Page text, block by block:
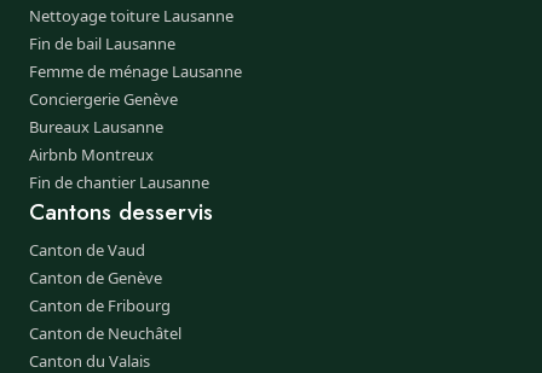
Nettoyage toiture Lausanne
Fin de bail Lausanne
Femme de ménage Lausanne
Conciergerie Genève
Bureaux Lausanne
Airbnb Montreux
Fin de chantier Lausanne
Cantons desservis
Canton de Vaud
Canton de Genève
Canton de Fribourg
Canton de Neuchâtel
Canton du Valais